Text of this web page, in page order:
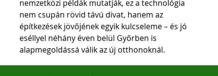
nemzetközi példák mutatják, ez a technológia
nem csupán rövid távú divat, hanem az
építkezések jövőjének egyik kulcseleme – és jó
eséllyel néhány éven belül Győrben is
alapmegoldássá válik az új otthonoknál.